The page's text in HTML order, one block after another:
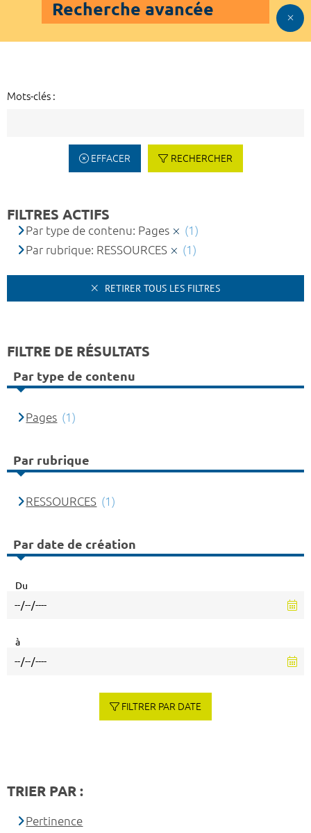
Recherche avancée
Mots-clés :
EFFACER RECHERCHER
FILTRES ACTIFS
Par type de contenu: Pages
(1)
Par rubrique: RESSOURCES
(1)
RETIRER TOUS LES FILTRES
FILTRE DE RÉSULTATS
Par type de contenu
Pages (1)
Par rubrique
RESSOURCES (1)
Par date de création
Du
à
FILTRER PAR DATE
TRIER PAR :
Pertinence